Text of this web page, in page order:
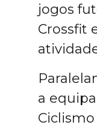
jogos
Crossfit
a